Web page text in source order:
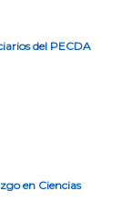
del PECDA
en Ciencias